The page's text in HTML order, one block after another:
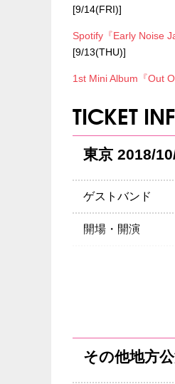
[9/14(FRI)]
Spotify『Early Noise
[9/13(THU)]
1st Mini Album『Out
TICKET
東京 2018/
ゲストバンド
開場・開演
その他地方